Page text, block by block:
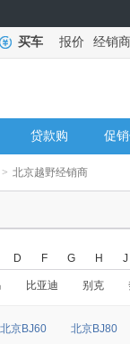
买车 报价 经销商
贷款购 促
> 北京越野经销商
D F G H J
比亚迪 别克
北京BJ60 北京BJ80